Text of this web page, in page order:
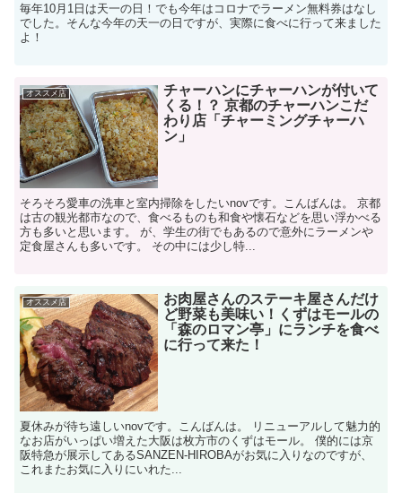
毎年10月1日は天一の日！でも今年はコロナでラーメン無料券はなし
でした。そんな今年の天一の日ですが、実際に食べに行って来ました
よ！
オススメ店
チャーハンにチャーハンが付いて
くる！？ 京都のチャーハンこだ
わり店「チャーミングチャーハ
ン」
そろそろ愛車の洗車と室内掃除をしたいnovです。こんばんは。 京都
は古の観光都市なので、食べるものも和食や懐石などを思い浮かべる
方も多いと思います。 が、学生の街でもあるので意外にラーメンや
定食屋さんも多いです。 その中には少し特...
オススメ店
お肉屋さんのステーキ屋さんだけ
ど野菜も美味い！くずはモールの
「森のロマン亭」にランチを食べ
に行って来た！
夏休みが待ち遠しいnovです。こんばんは。 リニューアルして魅力的
なお店がいっぱい増えた大阪は枚方市のくずはモール。 僕的には京
阪特急が展示してあるSANZEN-HIROBAがお気に入りなのですが、
これまたお気に入りにいれた...